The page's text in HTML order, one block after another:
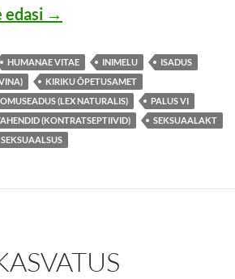
edasi PAAVST PAULUS VI JA
→
HUMANAE VITAE INIMELU
ISADUS
KIRIKU ÕPETUSAMET
(LEX NATURALIS)
PALUS VI
(KONTRATSEPTIIVID)
SEKSUAALAKT
SEKSUAALSUS